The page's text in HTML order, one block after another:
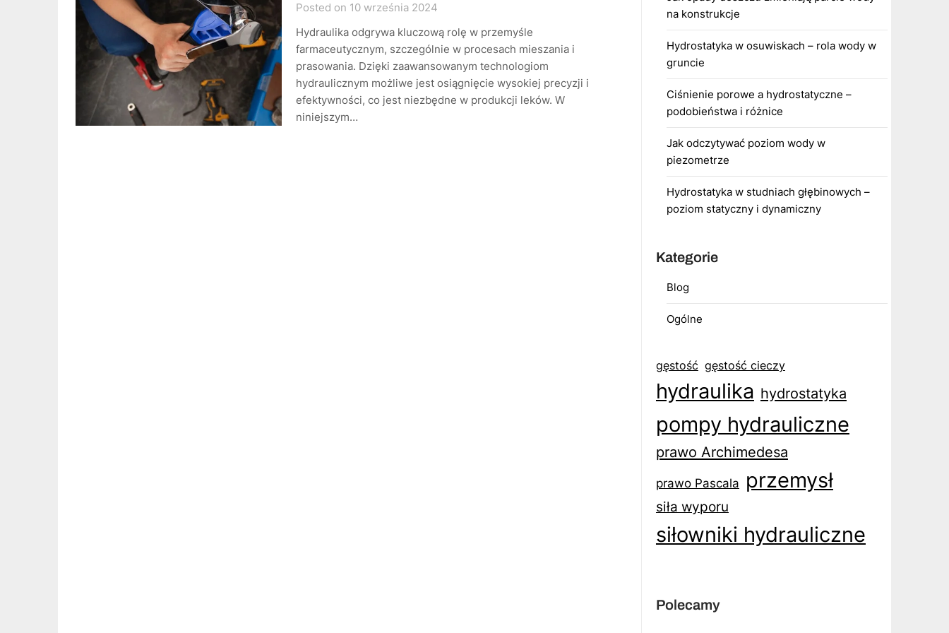
Posted on 10 września 2024
Hydraulika odgrywa kluczową rolę w przemyśle
farmaceutycznym, szczególnie w procesach mieszania i
prasowania. Dzięki zaawansowanym technologiom
hydraulicznym możliwe jest osiągnięcie wysokiej precyzji i
efektywności, co jest niezbędne w produkcji leków. W
niniejszym…
na konstrukcje
Hydrostatyka w osuwiskach – rola wody w
gruncie
Ciśnienie porowe a hydrostatyczne –
podobieństwa i różnice
Jak odczytywać poziom wody w
piezometrze
Hydrostatyka w studniach głębinowych –
poziom statyczny i dynamiczny
Kategorie
Blog
Ogólne
gęstość gęstość cieczy
hydraulika hydrostatyka
pompy hydrauliczne
prawo Archimedesa
prawo Pascala przemysł
siła wyporu
siłowniki hydrauliczne
Polecamy